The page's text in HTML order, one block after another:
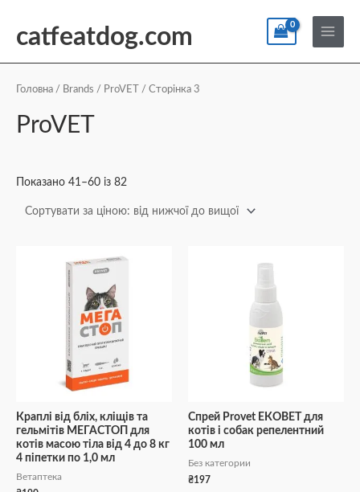
catfeatdog.com
Main
Menu
Головна / Brands / ProVET / Сторінка 3
ProVET
Показано 41–60 із 82
ціною:
Краплі від бліх, кліщів та
гельмітів МЕГАСТОП для
котів масою тіла від 4 до 8 кг
4 піпетки по 1,0 мл
Ветаптека
Спрей Provet ЕКОВЕТ для
котів і собак репелентний
100 мл
Без категории
₴197